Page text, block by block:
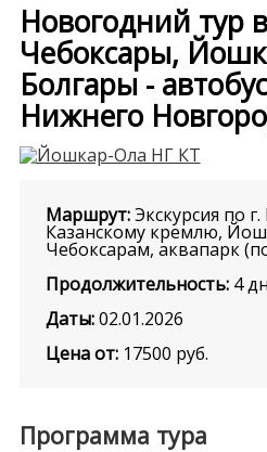
Новогодний тур
Чебоксары,
Болгары -
Нижнего
Маршрут: Экскурсия по
Казанскому кремлю,
Чебоксарам, аквапарк
Продолжительность: 4
Даты: 02.01.2026
Цена от: 17500 руб.
Программа тура